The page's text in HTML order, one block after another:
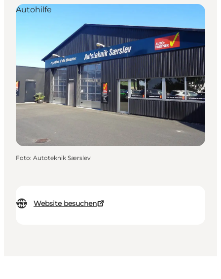
Website besuchen
Autohilfe
Foto: Autoteknik Særslev